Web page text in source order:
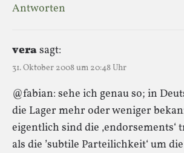
Antworten
verasagt:
31. Oktober 2008 um 20:48 Uhr
@fabian: sehe ich genau so; in
die Lager mehr oder weniger
eigentlich sind die ‚endorsements‘
als die ’subtile Parteilichkeit‘ um